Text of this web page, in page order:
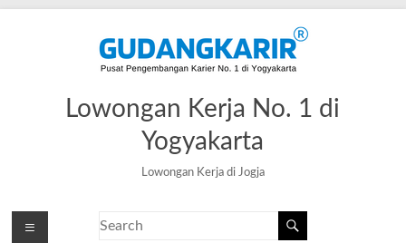
Lowongan Kerja No. 1 di
Yogyakarta
Lowongan Kerja di Jogja